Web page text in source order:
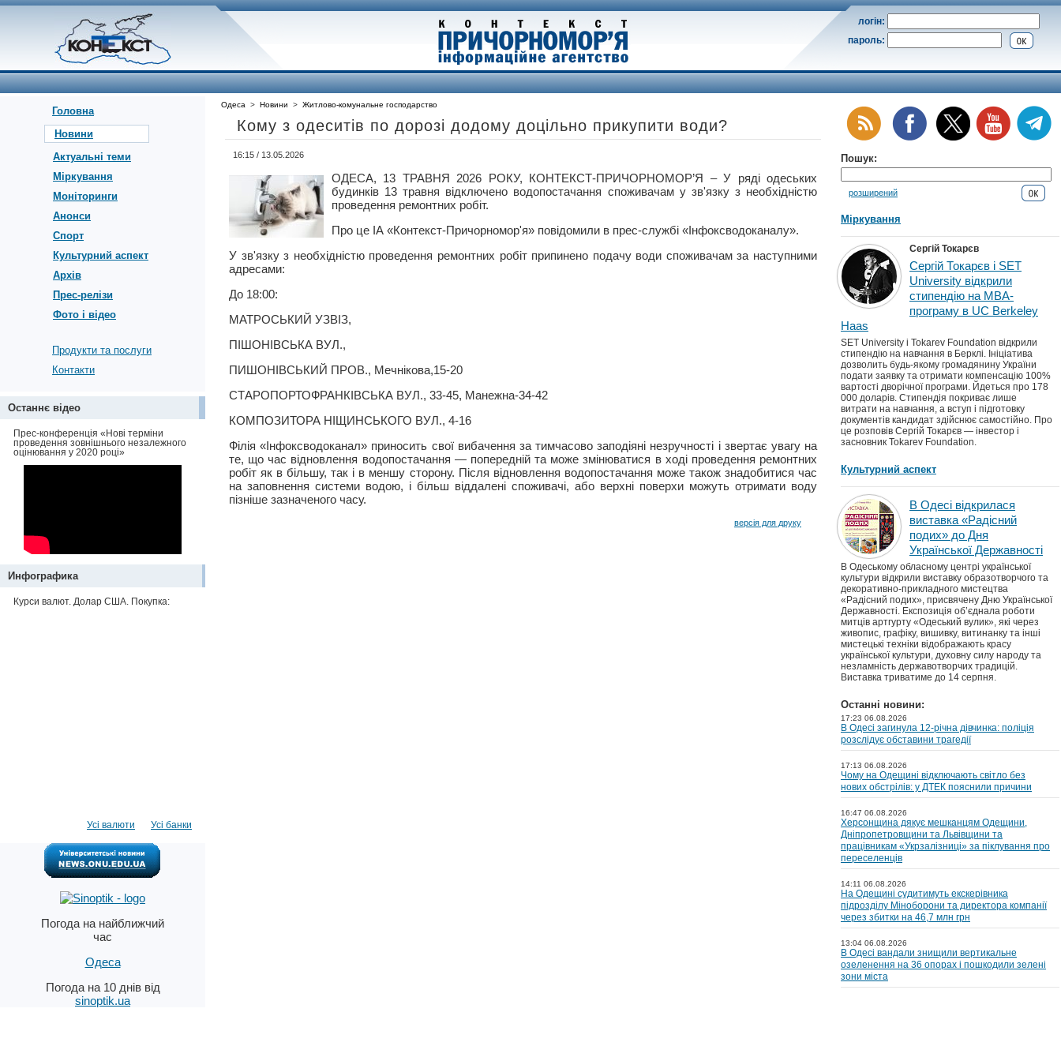
логін:
пароль:
Головна
Новини
Актуальні теми
Міркування
Моніторинги
Анонси
Спорт
Культурний аспект
Архів
Прес-релізи
Фото і відео
Продукти та послуги
Контакти
Останнє відео
Прес-конференція «Нові терміни
проведення зовнішнього незалежного
оцінювання у 2020 році»
Инфографика
Курси валют. Долар США. Покупка:
Усі банки
Усі валюти
Погода на найближчий
час
Одеса
Погода на 10 днів від
sinoptik.ua
Одеса > Новини > Житлово-комунальне господарство
Кому з одеситів по дорозі додому доцільно прикупити води?
16:15 / 13.05.2026
ОДЕСА, 13 ТРАВНЯ 2026 РОКУ, КОНТЕКСТ-ПРИЧОРНОМОР’Я – У ряді одеських
будинків 13 травня відключено водопостачання споживачам у зв'язку з необхідністю
проведення ремонтних робіт.
Про це ІА «Контекст-Причорномор'я» повідомили в прес-службі «Інфоксводоканалу».
У зв'язку з необхідністю проведення ремонтних робіт припинено подачу води споживачам за наступними
адресами:
До 18:00:
МАТРОСЬКИЙ УЗВІЗ,
ПІШОНІВСЬКА ВУЛ.,
ПИШОНІВСЬКИЙ ПРОВ., Мечнікова,15-20
СТАРОПОРТОФРАНКІВСЬКА ВУЛ., 33-45, Манежна-34-42
КОМПОЗИТОРА НІЩИНСЬКОГО ВУЛ., 4-16
Філія «Інфоксводоканал» приносить свої вибачення за тимчасово заподіяні незручності і звертає увагу на
те, що час відновлення водопостачання — попередній та може змінюватися в ході проведення ремонтних
робіт як в більшу, так і в меншу сторону. Після відновлення водопостачання може також знадобитися час
на заповнення системи водою, і більш віддалені споживачі, або верхні поверхи можуть отримати воду
пізніше зазначеного часу.
версія для друку
Пошук:
розширений
Міркування
Сергій Токарєв
Сергій Токарєв і SET
University відкрили
стипендію на MBA-
програму в UC Berkeley
Haas
SET University і Tokarev Foundation відкрили
стипендію на навчання в Берклі. Ініціатива
дозволить будь-якому громадянину України
подати заявку та отримати компенсацію 100%
вартості дворічної програми. Йдеться про 178
000 доларів. Стипендія покриває лише
витрати на навчання, а вступ і підготовку
документів кандидат здійснює самостійно. Про
це розповів Сергій Токарєв — інвестор і
засновник Tokarev Foundation.
Культурний аспект
В Одесі відкрилася
виставка «Радісний
подих» до Дня
Української Державності
В Одеському обласному центрі української
культури відкрили виставку образотворчого та
декоративно-прикладного мистецтва
«Радісний подих», присвячену Дню Української
Державності. Експозиція об’єднала роботи
митців артгурту «Одеський вулик», які через
живопис, графіку, вишивку, витинанку та інші
мистецькі техніки відображають красу
української культури, духовну силу народу та
незламність державотворчих традицій.
Виставка триватиме до 14 серпня.
Останні новини:
17:23 06.08.2026
В Одесі загинула 12-річна дівчинка: поліція
розслідує обставини трагедії
17:13 06.08.2026
Чому на Одещині відключають світло без
нових обстрілів: у ДТЕК пояснили причини
16:47 06.08.2026
Херсонщина дякує мешканцям Одещини,
Дніпропетровщини та Львівщини та
працівникам «Укрзалізниці» за піклування про
переселенців
14:11 06.08.2026
На Одещині судитимуть екскерівника
підрозділу Міноборони та директора компанії
через збитки на 46,7 млн грн
13:04 06.08.2026
В Одесі вандали знищили вертикальне
озеленення на 36 опорах і пошкодили зелені
зони міста